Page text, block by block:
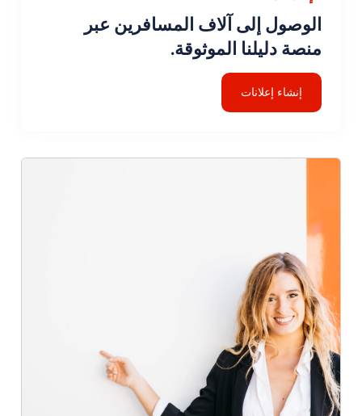
الوصول إلى آلاف المسافرين عبر
منصة دليلنا الموثوقة.
إنشاء إعلانات